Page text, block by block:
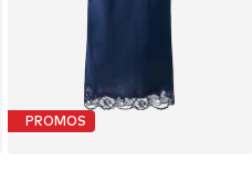
PROMOS